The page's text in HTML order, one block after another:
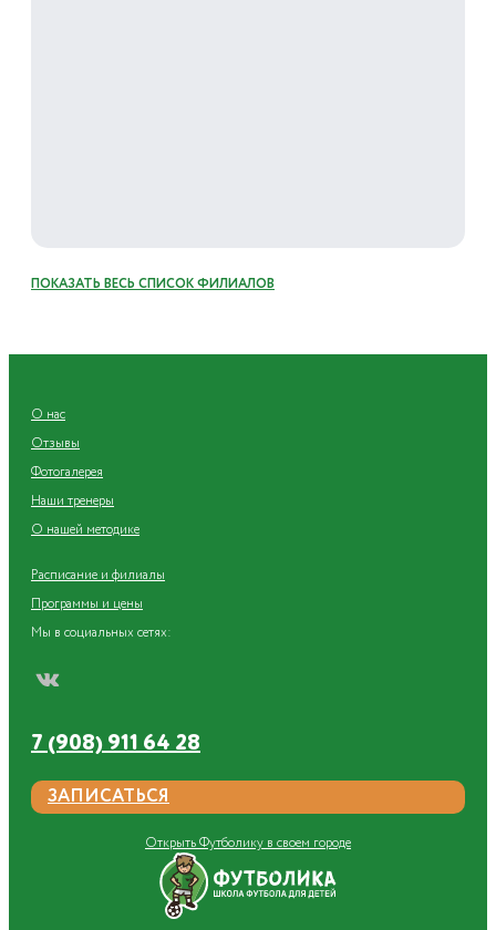
ПОКАЗАТЬ ВЕСЬ СПИСОК ФИЛИАЛОВ
О нас
Отзывы
Фотогалерея
Наши тренеры
О нашей методике
Расписание и филиалы
Программы и цены
Мы в социальных сетях:
7 (908) 911 64 28
ЗАПИСАТЬСЯ
Открыть Футболику в своем городе